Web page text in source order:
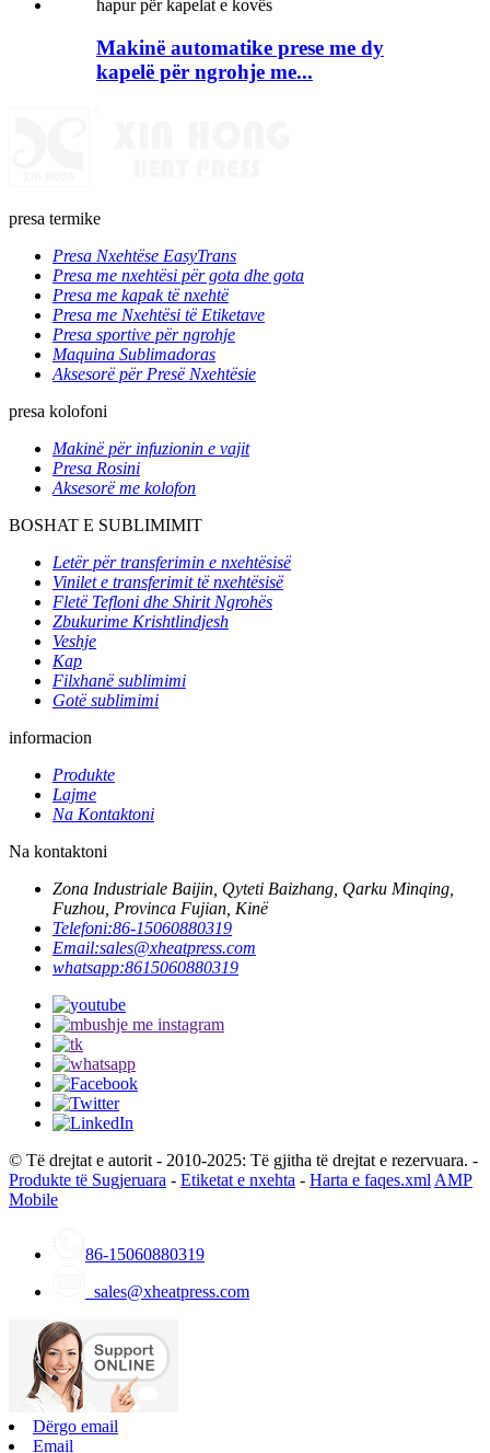
Makinë automatike prese me dy
kapelë për ngrohje me...
presa termike
Presa Nxehtëse EasyTrans
Presa me nxehtësi për gota dhe gota
Presa me kapak të nxehtë
Presa me Nxehtësi të Etiketave
Presa sportive për ngrohje
Maquina Sublimadoras
Aksesorë për Presë Nxehtësie
presa kolofoni
Makinë për infuzionin e vajit
Presa Rosini
Aksesorë me kolofon
BOSHAT E SUBLIMIMIT
Letër për transferimin e nxehtësisë
Vinilet e transferimit të nxehtësisë
Fletë Tefloni dhe Shirit Ngrohës
Zbukurime Krishtlindjesh
Veshje
Kap
Filxhanë sublimimi
Gotë sublimimi
informacion
Produkte
Lajme
Na Kontaktoni
Na kontaktoni
Zona Industriale Baijin, Qyteti Baizhang, Qarku Minqing,
Fuzhou, Provinca Fujian, Kinë
Telefoni:86-15060880319
Email:sales@xheatpress.com
whatsapp:8615060880319
© Të drejtat e autorit - 2010-2025: Të gjitha të drejtat e rezervuara. -
Produkte të Sugjeruara - Etiketat e nxehta - Harta e faqes.xml AMP
Mobile
86-15060880319
sales@xheatpress.com
Dërgo email
Email